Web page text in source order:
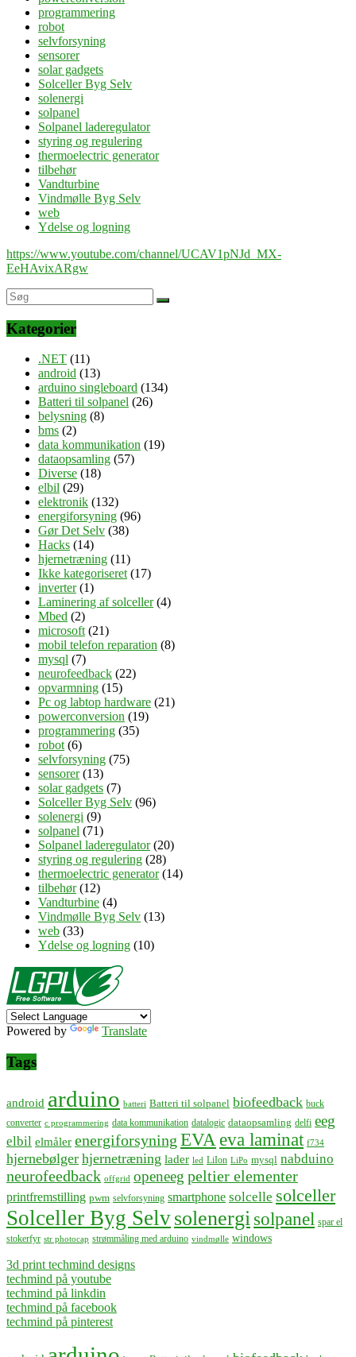
programmering
robot
selvforsyning
sensorer
solar gadgets
Solceller Byg Selv
solenergi
solpanel
Solpanel laderegulator
styring og regulering
thermoelectric generator
tilbehør
Vandturbine
Vindmølle Byg Selv
web
Ydelse og logning
https://www.youtube.com/channel/UCAV1pNJd_MX-
EeHAvixARgw
Kategorier
.NET (11)
android (13)
arduino singleboard (134)
Batteri til solpanel (26)
belysning (8)
bms (2)
data kommunikation (19)
dataopsamling (57)
Diverse (18)
elbil (29)
elektronik (132)
energiforsyning (96)
Gør Det Selv (38)
Hacks (14)
hjernetræning (11)
Ikke kategoriseret (17)
inverter(1)
Laminering af solceller(4)
Mbed (2)
microsoft (21)
mobil telefon reparation (8)
mysql (7)
neurofeedback (22)
opvarmning (15)
Pc og labtop hardware (21)
powerconversion (19)
programmering (35)
robot (6)
selvforsyning (75)
sensorer(13)
solar gadgets (7)
Solceller Byg Selv (96)
solenergi (9)
solpanel (71)
Solpanel laderegulator(20)
styring og regulering (28)
thermoelectric generator(14)
tilbehør(12)
Vandturbine (4)
Vindmølle Byg Selv (13)
web (33)
Ydelse og logning (10)
Powered by Translate
Tags
android arduino batteri Batteri til solpanel biofeedback buck
converter c programmering data kommunikation datalogic dataopsamling delfi eeg
elbil elmåler energiforsyning EVA eva laminat f734
hjernebølger hjernetræning lader led LiIon LiPo mysql nabduino
neurofeedback offgrid openeeg peltier elementer
printfremstilling pwm selvforsyning smartphone solcelle solceller
Solceller Byg Selvsolenergi solpanel spar el
stokerfyr str photocap strømmåling med arduino vindmølle windows
3d print techmind designs
techmind på youtube
techmind på linkdin
techmind på facebook
techmind på pinterest